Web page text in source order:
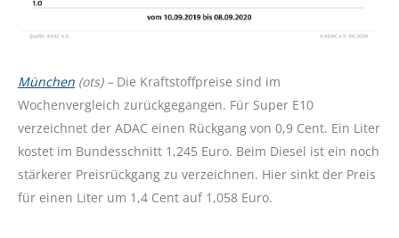
München (ots) – Die Kraftstoffpreise sind im
Wochenvergleich zurückgegangen. Für Super E10
verzeichnet der ADAC einen Rückgang von 0,9 Cent. Ein Liter
kostet im Bundesschnitt 1,245 Euro. Beim Diesel ist ein noch
stärkerer Preisrückgang zu verzeichnen. Hier sinkt der Preis
für einen Liter um 1,4 Cent auf 1,058 Euro.